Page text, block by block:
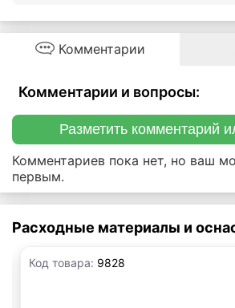
Комментарии
Комментарии и вопросы:
Разметить комментарий
Комментариев пока нет, но ваш
первым.
Расходные материалы и
Код товара: 9828